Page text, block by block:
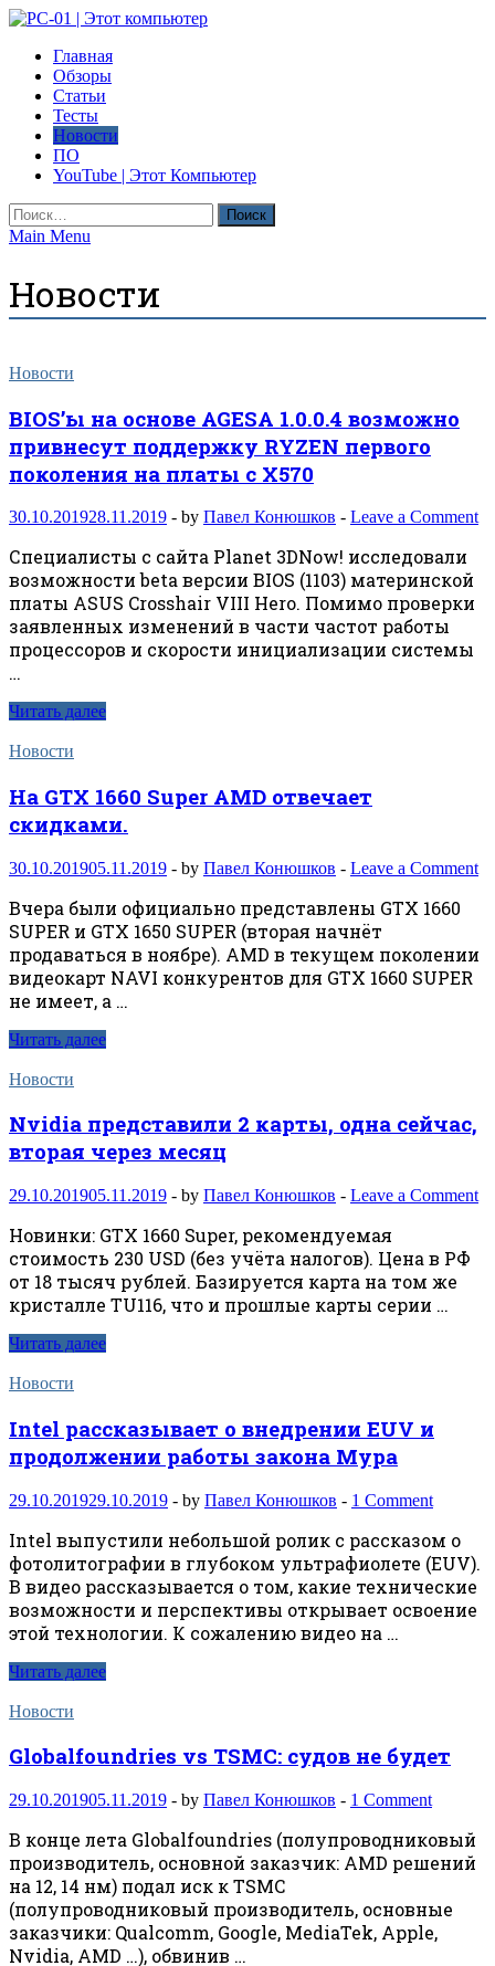
Skip
content
PC-01 | Этот компьютер
Компьютерные новости
Главная
Обзоры
Статьи
Тесты
Новости
ПО
YouTube | Этот Компьютер
Найти:
Main Menu
Новости
Новости
BIOS’ы на основе AGESA 1.0.0.4 возможно
привнесут поддержку RYZEN первого
поколения на платы с X570
30.10.201928.11.2019 - by Павел Конюшков - Leave a Comment
Специалисты с сайта Planet 3DNow! исследовали
возможности beta версии BIOS (1103) материнской
платы ASUS Crosshair VIII Hero. Помимо проверки
заявленных изменений в части частот работы
процессоров и скорости инициализации системы
…
Читать далее
Новости
На GTX 1660 Super AMD отвечает
скидками.
30.10.201905.11.2019 - by Павел Конюшков - Leave a Comment
Вчера были официально представлены GTX 1660
SUPER и GTX 1650 SUPER (вторая начнёт
продаваться в ноябре). AMD в текущем поколении
видеокарт NAVI конкурентов для GTX 1660 SUPER
не имеет, а …
Читать далее
Новости
Nvidia представили 2 карты, одна сейчас,
вторая через месяц
29.10.201905.11.2019 - by Павел Конюшков - Leave a Comment
Новинки: GTX 1660 Super, рекомендуемая
стоимость 230 USD (без учёта налогов). Цена в РФ
от 18 тысяч рублей. Базируется карта на том же
кристалле TU116, что и прошлые карты серии …
Читать далее
Новости
Intel рассказывает о внедрении EUV и
продолжении работы закона Мура
29.10.201929.10.2019 - by Павел Конюшков - 1 Comment
Intel выпустили небольшой ролик с рассказом о
фотолитографии в глубоком ультрафиолете (EUV).
В видео рассказывается о том, какие технические
возможности и перспективы открывает освоение
этой технологии. К сожалению видео на …
Читать далее
Новости
Globalfoundries vs TSMC: судов не будет
29.10.201905.11.2019 - by Павел Конюшков - 1 Comment
В конце лета Globalfoundries (полупроводниковый
производитель, основной заказчик: AMD решений
на 12, 14 нм) подал иск к TSMC
(полупроводниковый производитель, основные
заказчики: Qualcomm, Google, MediaTek, Apple,
Nvidia, AMD …), обвинив …